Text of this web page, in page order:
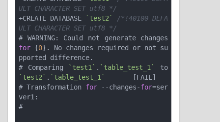
ULT CHARACTER SET utf8 */
+CREATE DATABASE
`test2`
/*!40100 DEFA
ULT CHARACTER SET utf8 */
for {0}. No changes required or not su
pported difference.
# Comparing
`test1` . `table_test_1`
`test2` . `table_test_1`
       [FAIL]
# Transformation for --changes-for=ser
ver1:
#